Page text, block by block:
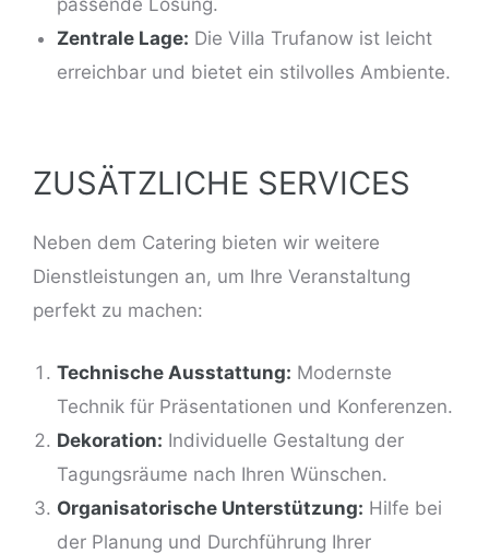
Zentrale Lage: Die Villa Trufanow ist leicht
erreichbar und bietet ein stilvolles Ambiente.
ZUSÄTZLICHE SERVICES
Neben dem Catering bieten wir weitere
Dienstleistungen an, um Ihre Veranstaltung
perfekt zu machen:
Technische Ausstattung: Modernste
Technik für Präsentationen und Konferenzen.
Dekoration: Individuelle Gestaltung der
Tagungsräume nach Ihren Wünschen.
Organisatorische Unterstützung: Hilfe bei
der Planung und Durchführung Ihrer